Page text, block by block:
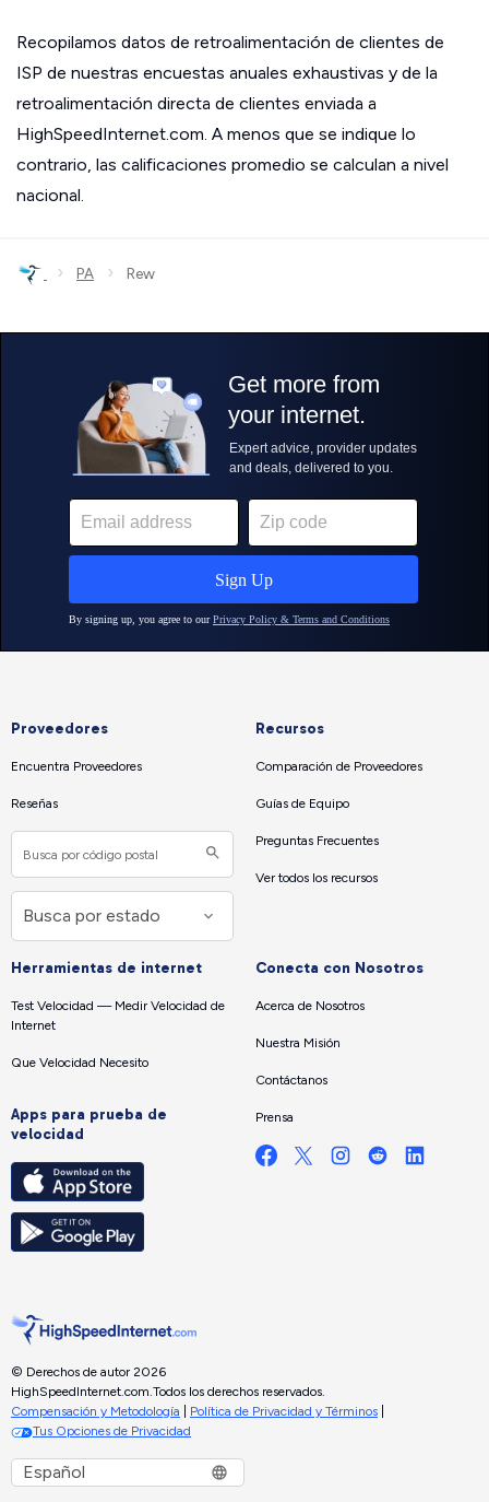
Recopilamos datos de retroalimentación de clientes de
ISP de nuestras encuestas anuales exhaustivas y de la
retroalimentación directa de clientes enviada a
HighSpeedInternet.com. A menos que se indique lo
contrario, las calificaciones promedio se calculan a nivel
nacional.
› PA › Rew
Proveedores
Encuentra Proveedores
Reseñas
Recursos
Comparación de Proveedores
Guías de Equipo
Preguntas Frecuentes
Ver todos los recursos
Herramientas de internet
Test Velocidad — Medir Velocidad de
Internet
Que Velocidad Necesito
Apps para prueba de
velocidad
Conecta con Nosotros
Acerca de Nosotros
Nuestra Misión
Contáctanos
Prensa
© Derechos de autor 2026
HighSpeedInternet.com. Todos los derechos reservados.
Compensación y Metodología
Política de Privacidad y Términos
Tus Opciones de Privacidad